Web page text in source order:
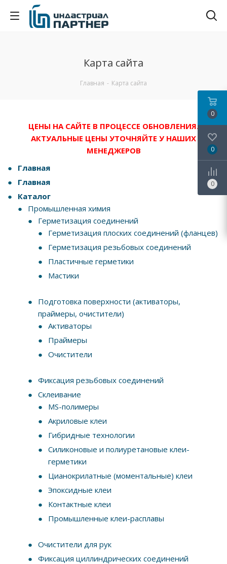
Карта сайта
Главная - Карта сайта
ЦЕНЫ НА САЙТЕ В ПРОЦЕССЕ ОБНОВЛЕНИЯ.
АКТУАЛЬНЫЕ ЦЕНЫ УТОЧНЯЙТЕ У НАШИХ
МЕНЕДЖЕРОВ
Главная
Главная
Каталог
Промышленная химия
Герметизация соединений
Герметизация плоских соединений (фланцев)
Герметизация резьбовых соединений
Пластичные герметики
Мастики
Подготовка поверхности (активаторы,
праймеры, очистители)
Активаторы
Праймеры
Очистители
Фиксация резьбовых соединений
Склеивание
MS-полимеры
Акриловые клеи
Гибридные технологии
Силиконовые и полиуретановые клеи-
герметики
Цианокрилатные (моментальные) клеи
Эпоксидные клеи
Контактные клеи
Промышленные клеи-расплавы
Очистители для рук
Фиксация циллиндрических соединений
0
0
0